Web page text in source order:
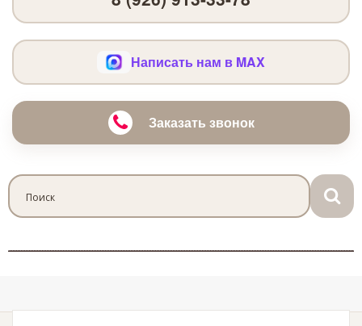
Написать нам в MAX
Заказать звонок